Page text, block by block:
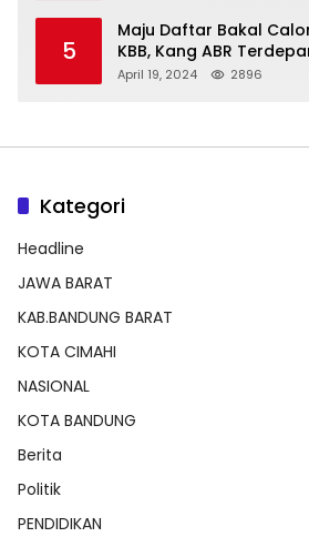
5
Maju Daftar Bakal
KBB, Kang ABR
Dengan Balon Lainnya
April 19, 2024 2896
Kategori
Headline
JAWA BARAT
KAB.BANDUNG BARAT
KOTA CIMAHI
NASIONAL
KOTA BANDUNG
Berita
Politik
PENDIDIKAN